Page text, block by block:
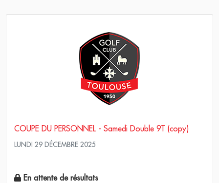
COUPE DU PERSONNEL - Samedi Double 9T (copy)
LUNDI 29 DÉCEMBRE 2025
En attente de résultats